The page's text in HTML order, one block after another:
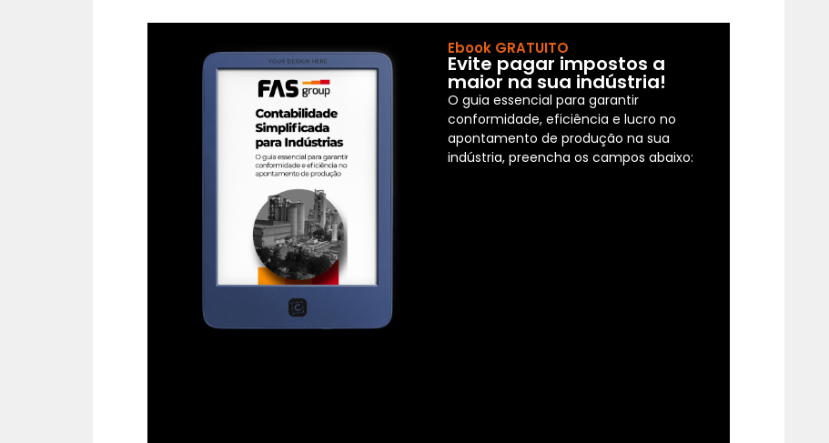
Ebook GRATUITO
Evite pagar impostos a
maior na sua indústria!
O guia essencial para garantir
conformidade, eficiência e lucro no
apontamento de produção na sua
indústria, preencha os campos abaixo: